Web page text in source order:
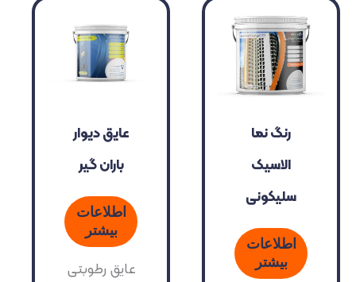
رنگ نما
الاسیک
سلیکونی
اطلاعات
بیشتر
عایق دیوار
باران گیر
اطلاعات
بیشتر
عایق رطوبتی